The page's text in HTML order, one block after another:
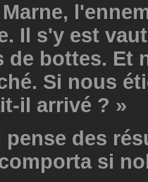
Il s'y est
de bottes. Et
Si nous
il arrivé ? »
pense des
si